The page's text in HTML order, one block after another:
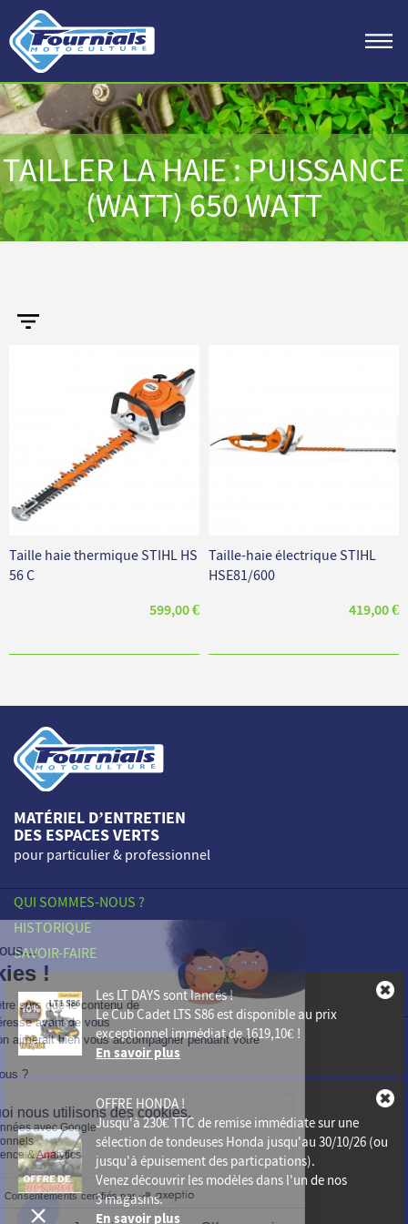
Les LT DAYS sont lancés !
LeCub Cadet LTS S86est disponible au prix
exceptionnel immédiat de1619,10€ !
En savoir plus
OFFRE HONDA !
Jusqu'à230€ TTC de remise immédiatesur une
sélection de tondeuses Honda jusqu'au 30/10/26 (ou
jusqu'à épuisement des particpations).
Venez découvrir les modèles dans l'un de nos
3 magasins.
En savoir plus
TAILLER LA HAIE : PUISSANCE
(WATT) 650 WATT
Taille haie thermique STIHL HS
56 C
599,00 €
Taille-haie électrique STIHL
HSE81/600
419,00 €
MATÉRIEL D’ENTRETIEN
DES ESPACES VERTS
pour particulier & professionnel
QUI SOMMES-NOUS ?
HISTORIQUE
SAVOIR-FAIRE
ENGAGEMENTS
NOS POINTS DE VENTE
PROFESSIONNELS
ACTUALITÉS
Mentions légales
Vie Privée
Plan du site